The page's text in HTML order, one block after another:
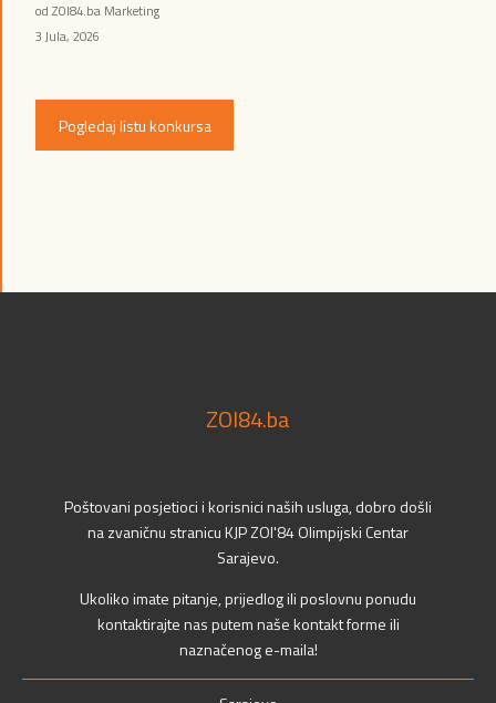
od ZOI84.ba Marketing
3 Jula, 2026
Pogledaj listu konkursa
ZOI84.ba
Poštovani posjetioci i korisnici naših usluga, dobro došli
na zvaničnu stranicu KJP ZOI'84 Olimpijski Centar
Sarajevo.
Ukoliko imate pitanje, prijedlog ili poslovnu ponudu
kontaktirajte nas putem naše kontakt forme ili
naznačenog e-maila!